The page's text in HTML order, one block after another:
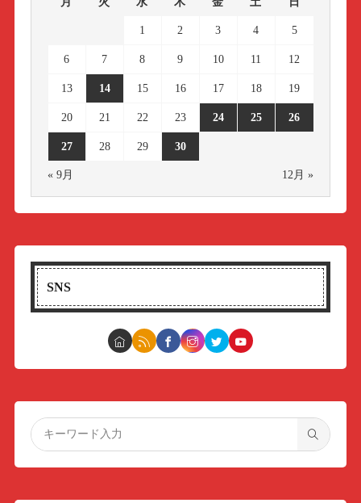
1 2 3 4 5
6 7 8 9 10 11 12
13 14 15 16 17 18 19
20 21 22 23 24 25 26
27 28 29 30
« 9月 12月 »
SNS